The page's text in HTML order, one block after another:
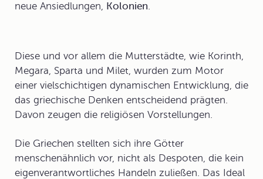
neue Ansiedlungen, Kolonien.
Diese und vor allem die Mutterstädte, wie Korinth,
Megara, Sparta und Milet, wurden zum Motor
einer vielschichtigen dynamischen Entwicklung, die
das griechische Denken entscheidend prägten.
Davon zeugen die religiösen Vorstellungen.
Die Griechen stellten sich ihre Götter
menschenähnlich vor, nicht als Despoten, die kein
eigenverantwortliches Handeln zuließen. Das Ideal